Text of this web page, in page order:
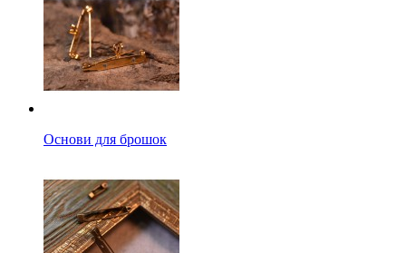
Основи для брошок